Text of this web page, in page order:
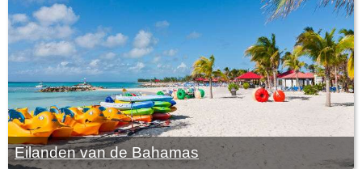
Eilanden van de Bahamas